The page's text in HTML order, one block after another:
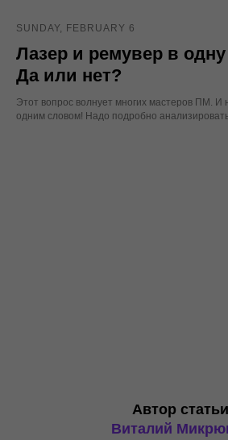
SUNDAY, FEBRUARY 6
Лазер и ремувер в
Да или нет?
Этот вопрос волнует многих мастеров ПМ. И
одним словом! Надо подробно
Автор статьи
Виталий